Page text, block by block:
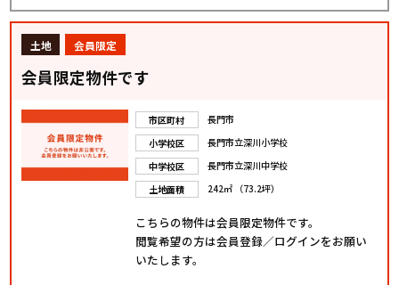
土地 会員限定
会員限定物件です
市区町村
長門市
小学校区
長門市立深川小学校
中学校区
長門市立深川中学校
土地面積
242㎡ （73.2坪）
こちらの物件は会員限定物件です。
閲覧希望の方は会員登録／ログインをお願い
いたします。